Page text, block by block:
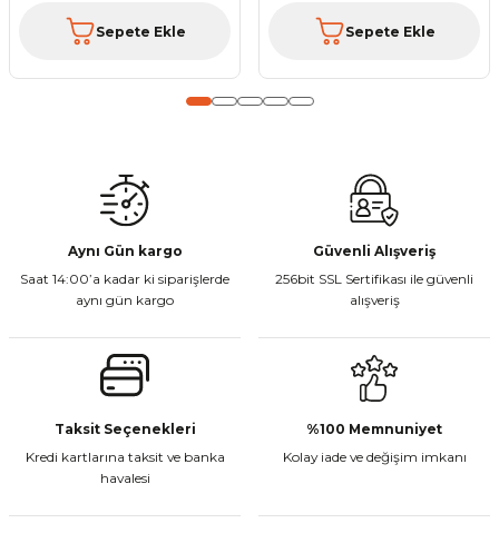
Sepete Ekle Sepete Ekle
Aynı Gün kargo
Saat 14:00’a kadar ki siparişlerde
aynı gün kargo
Güvenli Alışveriş
256bit SSL Sertifikası ile güvenli
alışveriş
Taksit Seçenekleri
Kredi kartlarına taksit ve banka
havalesi
%100 Memnuniyet
Kolay iade ve değişim imkanı